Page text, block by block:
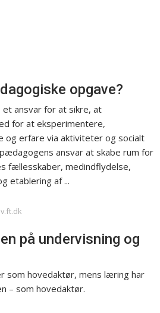
opgave?
ansvar for at sikre, at
for at eksperimentere,
og erfare via aktiviteter og socialt
ansvar at skabe rum for
fællesskaber, medindflydelse,
etablering af ...
på undervisning og
som hovedaktør, mens læring har
– som hovedaktør.